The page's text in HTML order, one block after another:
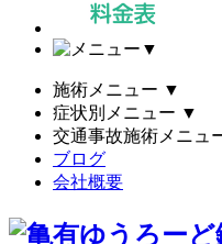
▼
施術メニュー ▼
症状別メニュー ▼
交通事故施術メニュ
ブログ
会社概要